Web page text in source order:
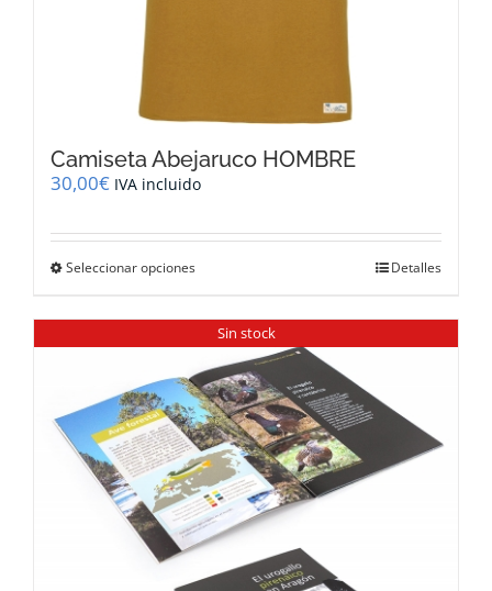
Camiseta Abejaruco HOMBRE
30,00€ IVA incluido
Seleccionar opciones
múltiples
variantes.
Las
opciones
se
pueden
elegir
en
la
página
de
producto
Detalles
Sin stock